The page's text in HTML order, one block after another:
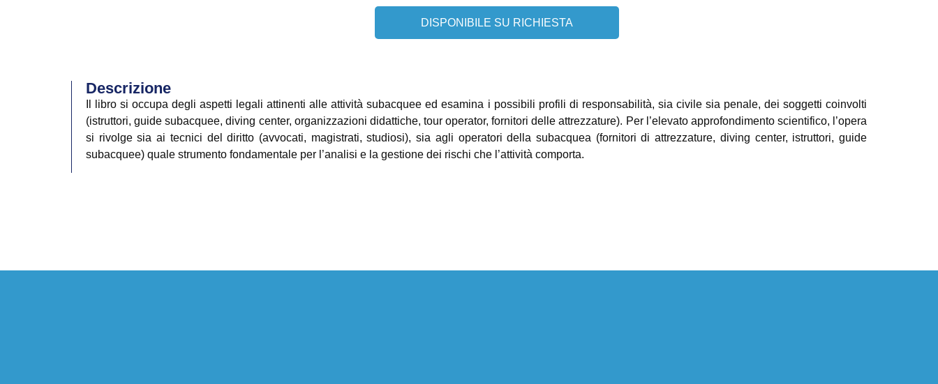
DISPONIBILE SU RICHIESTA
Descrizione
Il libro si occupa degli aspetti legali attinenti alle attività subacquee ed esamina i possibili profili di responsabilità, sia civile sia penale, dei soggetti coinvolti
(istruttori, guide subacquee, diving center, organizzazioni didattiche, tour operator, fornitori delle attrezzature). Per l’elevato approfondimento scientifico, l’opera
si rivolge sia ai tecnici del diritto (avvocati, magistrati, studiosi), sia agli operatori della subacquea (fornitori di attrezzature, diving center, istruttori, guide
subacquee) quale strumento fondamentale per l’analisi e la gestione dei rischi che l’attività comporta.